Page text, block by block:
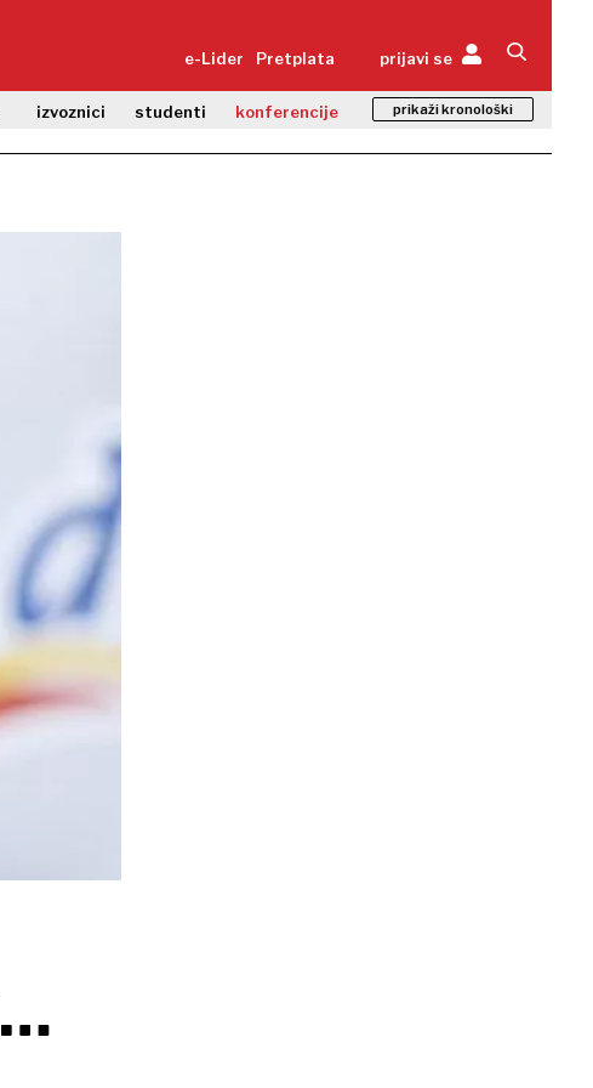
e-Lider Pretplata prijavi se
izvoznici studenti konferencije prikaži kronološki